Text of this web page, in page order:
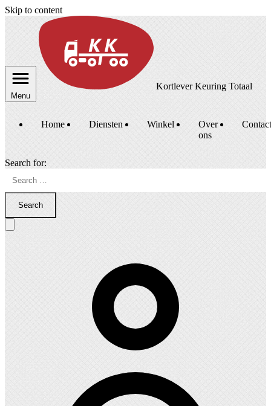
Skip to content
Menu
Kortlever Keuring Totaal
Home Diensten Winkel
Over
ons
Contact
Search for:
Search